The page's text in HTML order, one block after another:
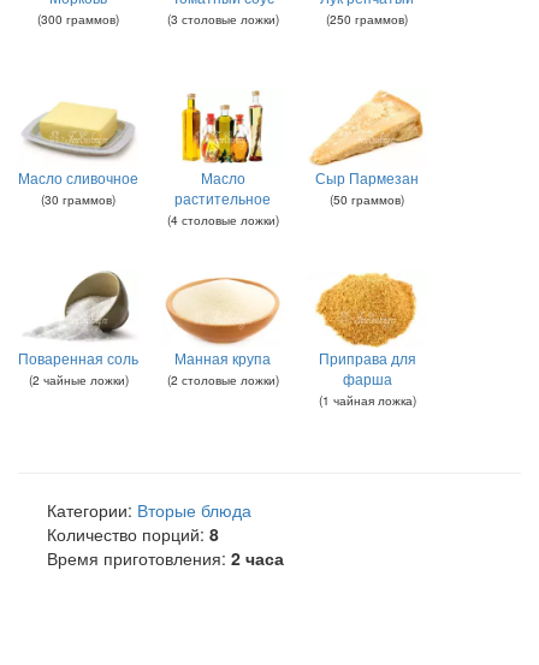
(300 граммов) (3 столовые ложки) (250 граммов)
Масло сливочное
(30 граммов)
Масло
растительное
(4 столовые ложки)
Сыр Пармезан
(50 граммов)
Поваренная соль
(2 чайные ложки)
Манная крупа
(2 столовые ложки)
Приправа для
фарша
(1 чайная ложка)
Категории: Вторые блюда
Количество порций: 8
Время приготовления: 2 часа